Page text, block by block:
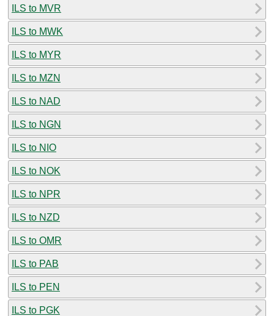
ILS to MVR
ILS to MWK
ILS to MYR
ILS to MZN
ILS to NAD
ILS to NGN
ILS to NIO
ILS to NOK
ILS to NPR
ILS to NZD
ILS to OMR
ILS to PAB
ILS to PEN
ILS to PGK